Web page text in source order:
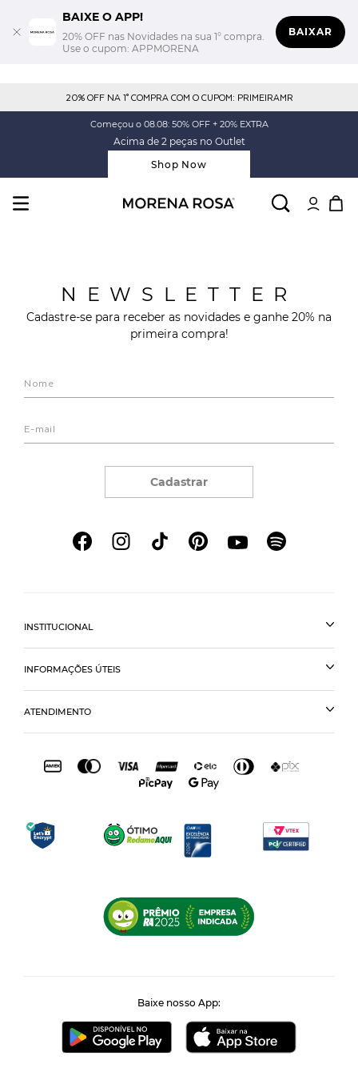
BAIXE O APP!
20% OFF nas Novidades na sua 1° compra.
Use o cupom: APPMORENA
BAIXAR
20% OFF NA 1° COMPRA COM O CUPOM: PRIMEIRAMR
Começou o 08.08: 50% OFF + 20% EXTRA
Acima de 2 peças no Outlet
Shop Now
NEWSLETTER
Cadastre-se para receber as novidades e ganhe 20% na
primeira compra!
Cadastrar
INSTITUCIONAL
INFORMAÇÕES ÚTEIS
ATENDIMENTO
Baixe nosso App: